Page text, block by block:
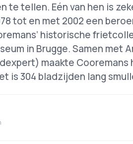
te tellen. Eén van hen is
tot en met 2002 een
historische
in Brugge. Samen met
maakte Cooremans
is 304 bladzijden lang